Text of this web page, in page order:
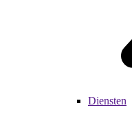
Diensten